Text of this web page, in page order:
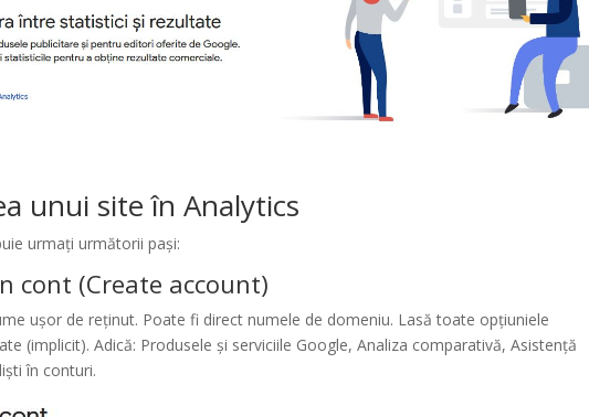
unui site în Analytics
urmați următorii pași:
cont (Create account)
ușor de reținut. Poate fi direct numele de domeniu. Lasă toate opțiuniele
(implicit). Adică: Produsele și serviciile Google, Analiza comparativă, Asistență
în conturi.